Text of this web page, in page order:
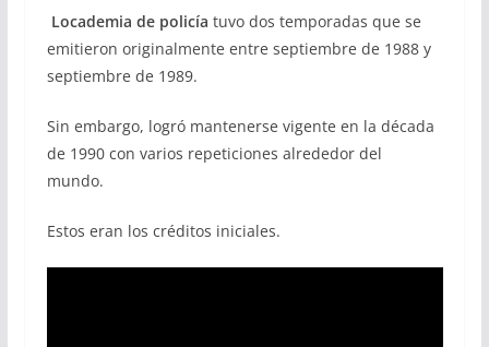
Locademia de policía tuvo dos temporadas que se
emitieron originalmente entre septiembre de 1988 y
septiembre de 1989.
Sin embargo, logró mantenerse vigente en la década
de 1990 con varios repeticiones alrededor del
mundo.
Estos eran los créditos iniciales.